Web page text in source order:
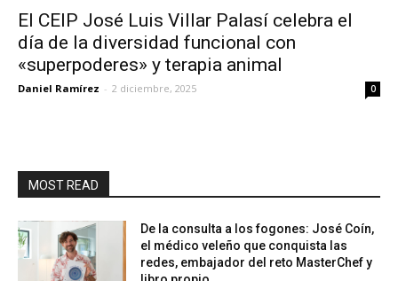
El CEIP José Luis Villar Palasí celebra el
día de la diversidad funcional con
«superpoderes» y terapia animal
Daniel Ramírez - 2 diciembre, 2025 0
MOST READ
De la consulta a los fogones: José Coín,
el médico veleño que conquista las
redes, embajador del reto MasterChef y